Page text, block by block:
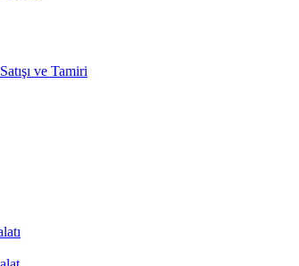
ve Tamiri